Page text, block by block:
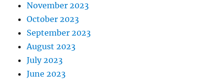
November 2023
October 2023
September 2023
August 2023
July 2023
June 2023